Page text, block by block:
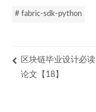
# fabric-sdk-python
区块链毕业设计必读
论文【18】